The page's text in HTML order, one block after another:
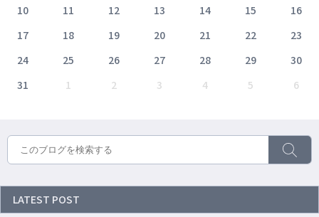
10
11 12 13 14 15
16
17
18 19 20 21 22
23
24
25 26 27 28 29
30
31
1 2 3 4 5 6
LATEST POST